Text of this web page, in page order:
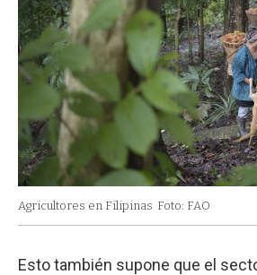
Agricultores en Filipinas Foto: FAO
Esto también supone que el